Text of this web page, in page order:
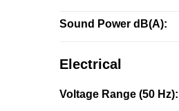
Sound Power dB(A):
Electrical
Voltage Range (50 Hz):